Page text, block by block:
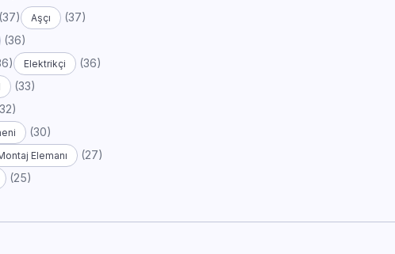
(37) Aşçı (37)
(36)
Elektrikçi (36)
(33)
(30)
Elemanı (27)
(25)